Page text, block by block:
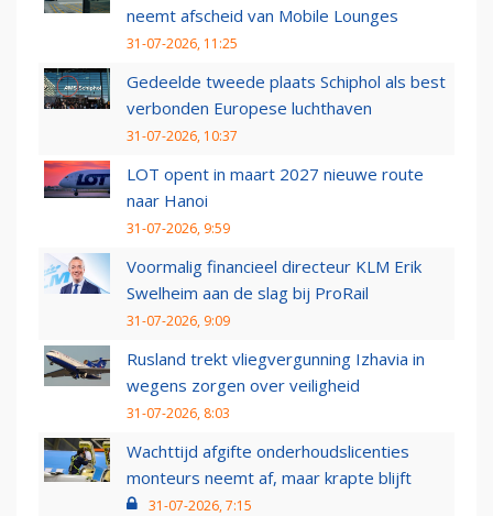
neemt afscheid van Mobile Lounges
31-07-2026, 11:25
Gedeelde tweede plaats Schiphol als best
verbonden Europese luchthaven
31-07-2026, 10:37
LOT opent in maart 2027 nieuwe route
naar Hanoi
31-07-2026, 9:59
Voormalig financieel directeur KLM Erik
Swelheim aan de slag bij ProRail
31-07-2026, 9:09
Rusland trekt vliegvergunning Izhavia in
wegens zorgen over veiligheid
31-07-2026, 8:03
Wachttijd afgifte onderhoudslicenties
monteurs neemt af, maar krapte blijft
31-07-2026, 7:15